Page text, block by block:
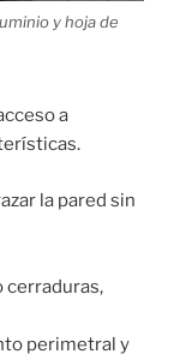
y hoja de
a
la pared sin
cerraduras,
perimetral y